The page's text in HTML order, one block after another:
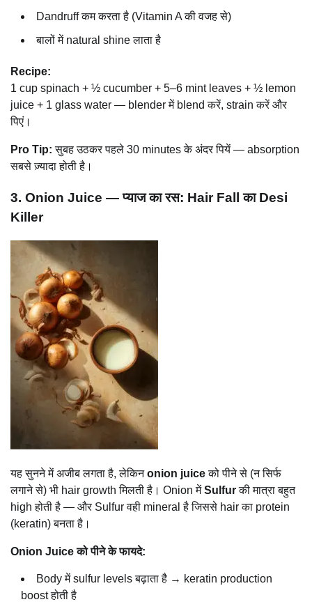
Dandruff कम करता है (Vitamin A की वजह से)
बालों में natural shine लाता है
Recipe:
1 cup spinach + ½ cucumber + 5–6 mint leaves + ½ lemon
juice + 1 glass water — blender में blend करें, strain करें और
पिएं।
Pro Tip: सुबह उठकर पहले 30 minutes के अंदर पियें — absorption
सबसे ज़्यादा होती है।
3. Onion Juice — प्याज का रस: Hair Fall का Desi
Killer
यह सुनने में अजीब लगता है, लेकिनonion juiceको पीने से (न सिर्फ
लगाने से) भी hair growth मिलती है। Onion मेंSulfurकी मात्रा बहुत
high होती है — और Sulfur वही mineral है जिससे hair का protein
(keratin) बनता है।
Onion Juice को पीने के फायदे:
Body में sulfur levels बढ़ाता है → keratin production
boost होती है